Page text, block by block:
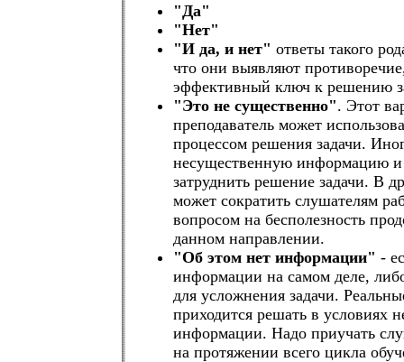
"Да"
"Нет"
"И да, и нет" ответы такого
что они выявляют
эффективный ключ к решению
"Это не существенно". Этот
преподаватель может
процессом решения задачи.
несущественную информацию
затруднить решение задачи. В
может сократить слушателям
вопросом на бесполезность
данном направлении.
"Об этом нет информации" -
информации на самом деле,
для усложнения задачи.
приходится решать в условиях
информации. Надо приучать
на протяжении всего цикла